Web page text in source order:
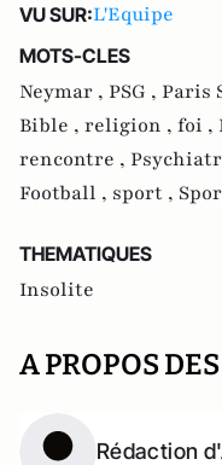
VU SUR:L'Equipe
MOTS-CLES
Neymar , PSG , Paris
Bible , religion , foi ,
rencontre ,
Football , sport ,
THEMATIQUES
Insolite
A PROPOS
Rédaction